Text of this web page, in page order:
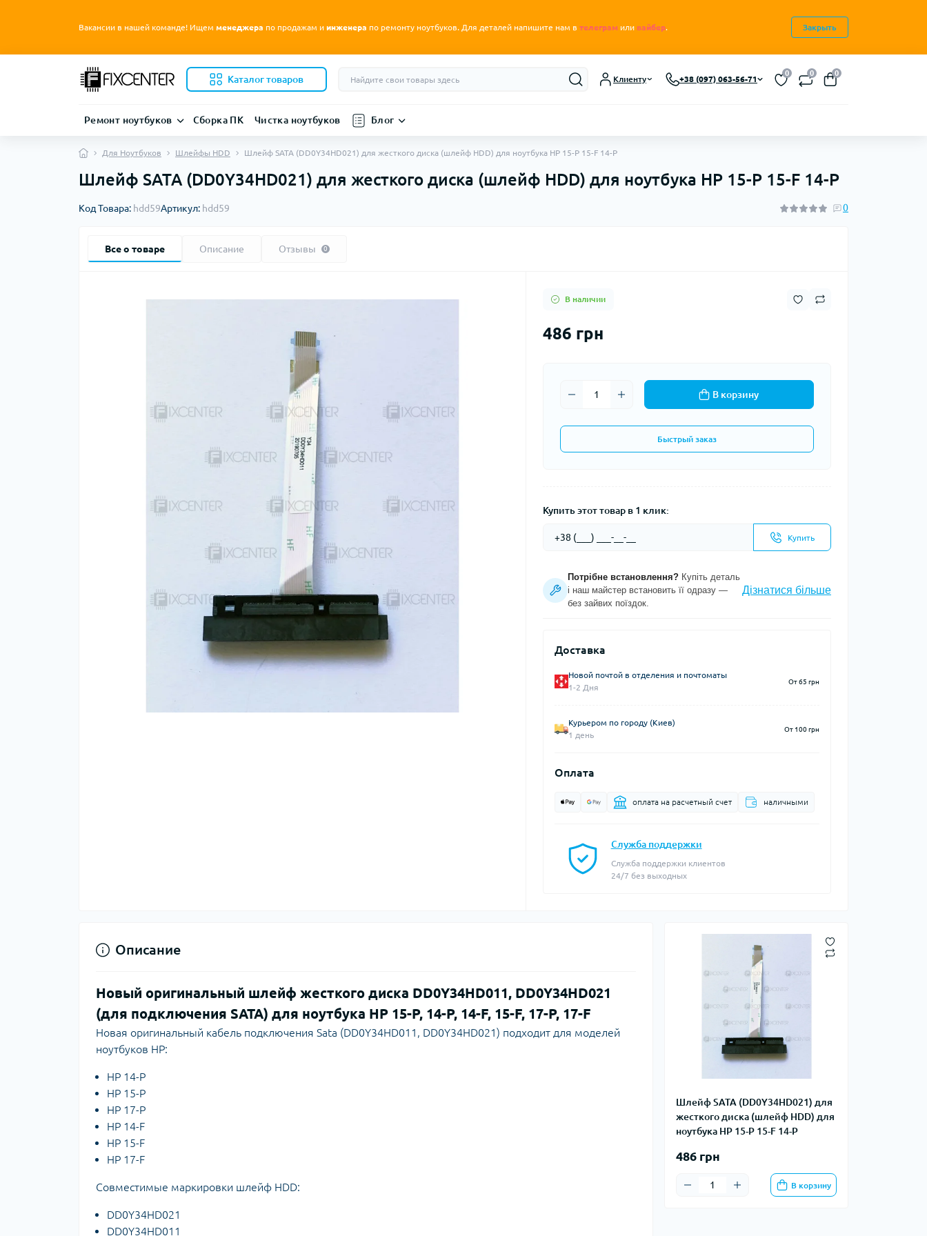
Вакансии в нашей команде! Ищем менеджера по продажам и инженера по ремонту ноутбуков. Для деталей напишите нам в телеграм или вайбер. Закрыть
Каталог товаров Клиенту +38 (097) 063-56-71
0 0 0
Ремонт ноутбуков Сборка ПК Чистка ноутбуков Блог
Для Ноутбуков Шлейфы HDD Шлейф SATA (DD0Y34HD021) для жесткого диска (шлейф HDD) для ноутбука HP 15-P 15-F 14-P
Шлейф SATA (DD0Y34HD021) для жесткого диска (шлейф HDD) для ноутбука HP 15-P 15-F 14-P
Код Товара: hdd59Артикул: hdd59 0
Все о товаре Описание Отзывы 0
В наличии
486 грн
В корзину
Быстрый заказ
Купить этот товар в 1 клик:
Купить
Потрібне встановлення?Купіть деталь
і наш майстер встановить її одразу —
без зайвих поїздок.
Дізнатися більше
Доставка
Новой почтой в отделения и почтоматы
1-2 Дня
От 65 грн
Курьером по городу (Киев)
1 день
От 100 грн
Оплата
оплата на расчетный счет наличными
Служба поддержки
Служба поддержки клиентов
24/7 без выходных
Шлейф SATA (DD0Y34HD021) для
жесткого диска (шлейф HDD) для
ноутбука HP 15-P 15-F 14-P
486 грн
В корзину
Описание
Новый оригинальный шлейф жесткого диска DD0Y34HD011, DD0Y34HD021
(для подключения SATA) для ноутбука HP 15-P, 14-P, 14-F, 15-F, 17-P, 17-F
Новая оригинальный кабель подключения Sata (DD0Y34HD011, DD0Y34HD021) подходит для моделей
ноутбуков HP:
HP 14-P
HP 15-P
HP 17-P
HP 14-F
HP 15-F
HP 17-F
Совместимые маркировки шлейф HDD:
DD0Y34HD021
DD0Y34HD011